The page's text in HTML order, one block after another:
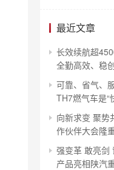
最近文章
长效续航超
全勤高效、稳
可靠、省气、
TH7燃气车是“
向新求变 聚势
作伙伴大会隆
强变革 敢亮剑
产品亮相陕汽